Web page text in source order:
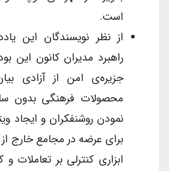
است.
از نظر نویسندگان این
راهبرد مدیران کانون این
جزیره‌ی امن از آزادی
محصولات فرهنگی بدون
نمودن روشنفکران و ایجاد
برای عرضه در مجامع خارج از
ابزاری کنترلی بر تعاملات